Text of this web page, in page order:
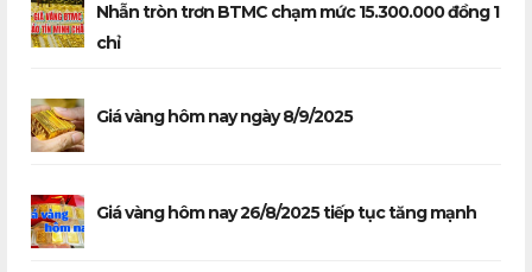
Nhẫn tròn trơn BTMC chạm mức 15.300.000 đồng 1
chỉ
Giá vàng hôm nay ngày 8/9/2025
Giá vàng hôm nay 26/8/2025 tiếp tục tăng mạnh